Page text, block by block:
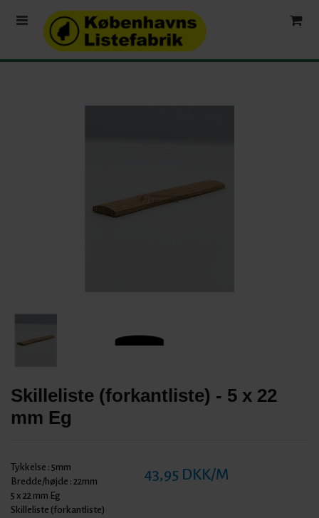
Skilleliste (forkantliste) - 5 x 22
mm Eg
Tykkelse : 5mm
Bredde/højde : 22mm
5 x 22 mm Eg
Skilleliste (forkantliste)
43,95 DKK/M